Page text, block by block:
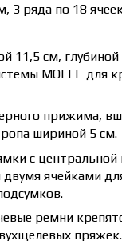
3 ряда по 18
11,5 см,
MOLLE для
прижима,
шириной 5 см.
с центральной
двумя ячейками
ремни
пряжек.